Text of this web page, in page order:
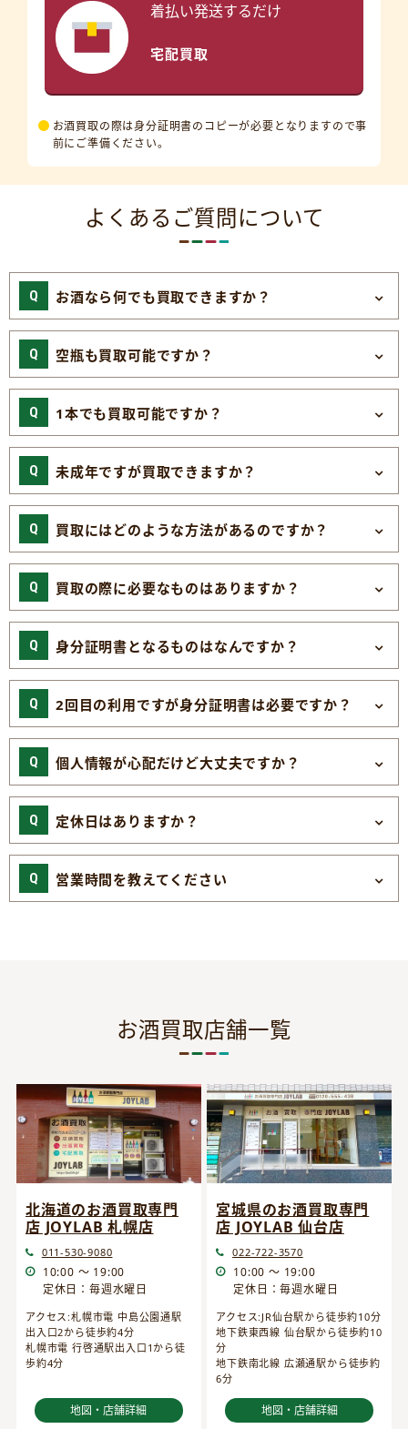
着払い発送するだけ
宅配買取
お酒買取の際は身分証明書のコピーが必要となりますので事
前にご準備ください。
よくあるご質問について
お酒なら何でも買取できますか？
空瓶も買取可能ですか？
1本でも買取可能ですか？
未成年ですが買取できますか？
買取にはどのような方法があるのですか？
買取の際に必要なものはありますか？
身分証明書となるものはなんですか？
2回目の利用ですが身分証明書は必要ですか？
個人情報が心配だけど大丈夫ですか？
定休日はありますか？
営業時間を教えてください
お酒買取店舗一覧
北海道のお酒買取専門
店 JOYLAB 札幌店
011-530-9080
10:00 ～ 19:00
定休日：毎週水曜日
アクセス:札幌市電 中島公園通駅
出入口2から徒歩約4分
札幌市電 行啓通駅出入口1から徒
歩約4分
地図・店舗詳細
宮城県のお酒買取専門
店 JOYLAB 仙台店
022-722-3570
10:00 ～ 19:00
定休日：毎週水曜日
アクセス:JR仙台駅から徒歩約10分
地下鉄東西線 仙台駅から徒歩約10
分
地下鉄南北線 広瀬通駅から徒歩約
6分
地図・店舗詳細